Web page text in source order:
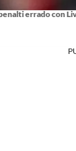
errado con